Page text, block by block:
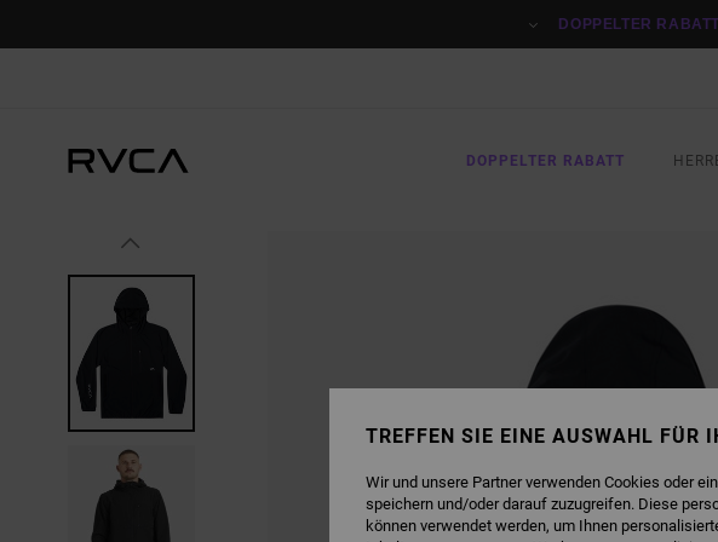
DOPPELTER RABATT
DOPPELTER RABATT
TREFFEN SIE EINE AUSWAHL FÜR
Wir und unsere Partner verwenden Cookies oder
speichern und/oder darauf zuzugreifen. Diese
können verwendet werden, um Ihnen